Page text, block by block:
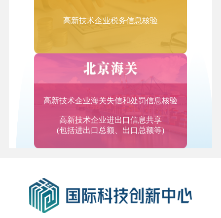
1.信息系统集成服务
备现场组装、软件安装与调试及相关运营维护支撑服
务；系统运营维护服务，包括系统运行检测监控、故
障定位与排除、性能管理、优化升级等。
2.数据服务
询、清洗、整理、应用服务，数据增值服务，提供其
他未分类数据处理服务。
物理学、化学、生物学、基因学、工程学、医学、农
业科学、环境科学、人类地理科学、经济学和人文科
高新技术企业税务信息核验
高新技术企业海关失信和处罚信息核验
高新技术企业进出口信息共享
(包括进出口总额、出口总额等)